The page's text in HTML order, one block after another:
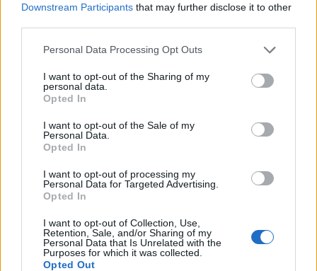
Downstream Participants that may further disclose it to other
Please note that this website/app uses one or more Google
not limited to your visit or usage behaviour. You may click to
grant or deny consent to Google and its third-party tags to
use your data for below specified purposes in below Google
consent section.
Personal Data Processing Opt Outs
I want to opt-out of the Sharing of my
personal data.
Opted In
I want to opt-out of the Sale of my
Personal Data.
Opted In
I want to opt-out of processing my
Personal Data for Targeted Advertising.
Opted In
I want to opt-out of Collection, Use,
Retention, Sale, and/or Sharing of my
Personal Data that Is Unrelated with the
Purposes for which it was collected.
Opted Out
Το καλά κρυμμένο μυστικό της Κρήτης: Το φαράγγι
των Αγίων και η μαγευτική παραλία στο Λιβυκό
ανακαλύψετε